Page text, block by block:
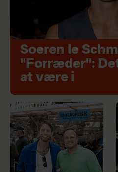
Soeren le
"Forræder":
at være i